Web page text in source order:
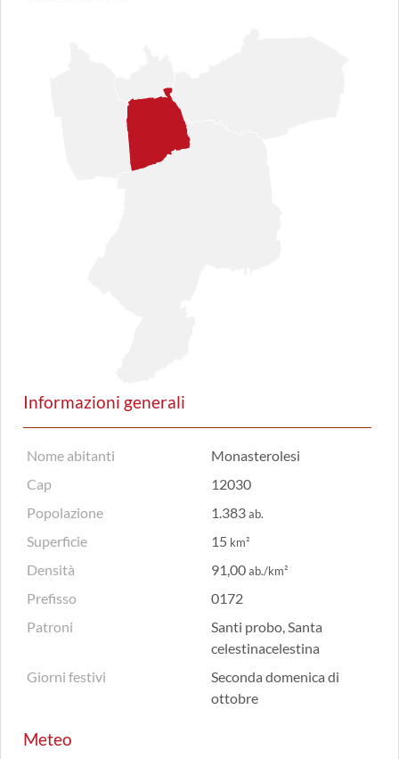
Informazioni generali
Nome abitanti
Monasterolesi
Cap
12030
Popolazione
1.383ab.
Superficie 15 km²
Densità 91,00ab./km²
Prefisso
0172
Patroni
Santi probo, Santa
celestinacelestina
Giorni festivi
Seconda domenica di
ottobre
Meteo